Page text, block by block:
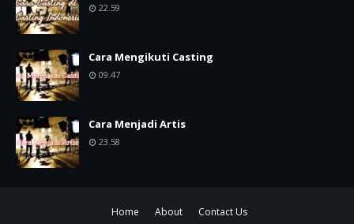
22.59
Cara Mengikuti Casting
09.47
Cara Menjadi Artis
23.58
Home About Contact Us